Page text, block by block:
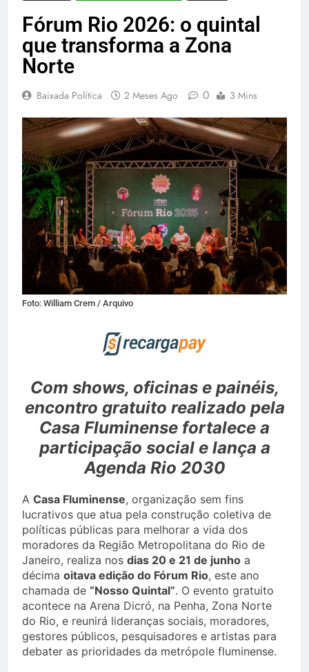
Fórum Rio 2026: o quintal
que transforma a Zona
Norte
Baixada Política 2 Meses Ago 0 3 Mins
Foto: William Crem / Arquivo
Com shows, oficinas e painéis,
encontro gratuito realizado pela
Casa Fluminense fortalece a
participação social e lança a
Agenda Rio 2030
A Casa Fluminense, organização sem fins
lucrativos que atua pela construção coletiva de
políticas públicas para melhorar a vida dos
moradores da Região Metropolitana do Rio de
Janeiro, realiza nos dias 20 e 21 de junho a
décima oitava edição do Fórum Rio, este ano
chamada de “Nosso Quintal”. O evento gratuito
acontece na Arena Dicró, na Penha, Zona Norte
do Rio, e reunirá lideranças sociais, moradores,
gestores públicos, pesquisadores e artistas para
debater as prioridades da metrópole fluminense.